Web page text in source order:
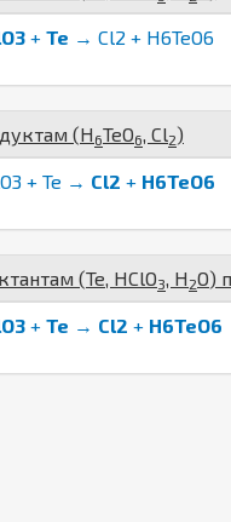
+ Te → Cl2 + H6TeO6
(H 6TeO6, Cl2)
+ Te → Cl2 + H6TeO6
(Te, HClO3, H 2O)
+ Te → Cl2 + H6TeO6